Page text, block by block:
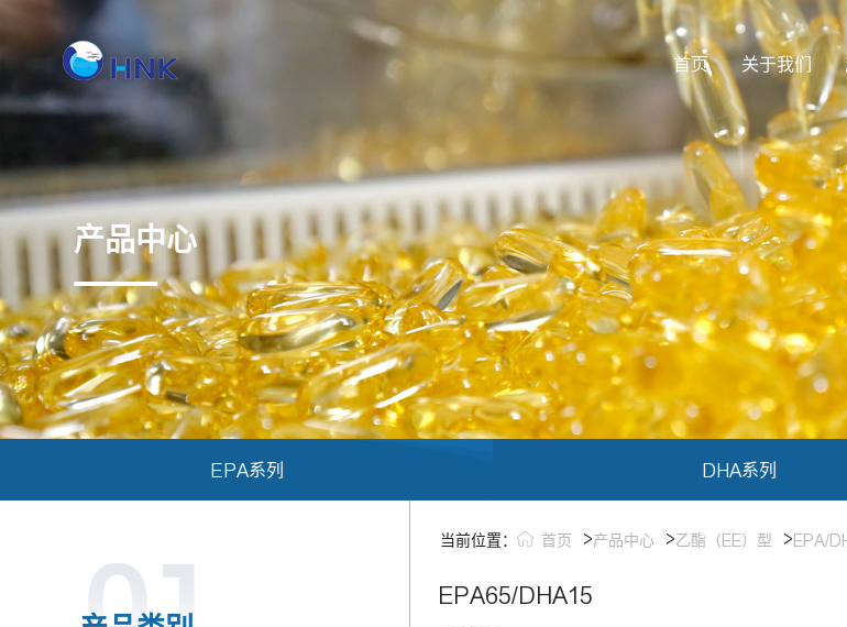
首页 关于我们
产品中心
EPA系列 DHA系列
当前位置： 首页 >产品中心 >乙酯（EE）型 >EPA/
EPA65/DHA15